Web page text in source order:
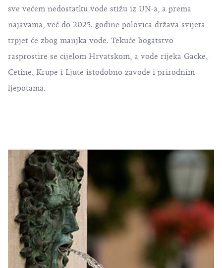
sve većem nedostatku vode stižu iz UN-a, a prema
najavama, već do 2025. godine polovica država svijeta
trpjet će zbog manjka vode. Tekuće bogatstvo
rasprostire se cijelom Hrvatskom, a vode rijeka Gacke,
Cetine, Krupe i Ljute istodobno zavode i prirodnim
ljepotama.